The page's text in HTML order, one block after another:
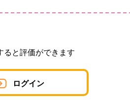
ると評価ができます
ログイン